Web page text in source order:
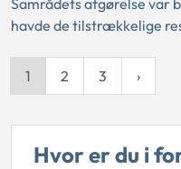
havde de tilstrækkelige
1 2 3
Hvor er du i